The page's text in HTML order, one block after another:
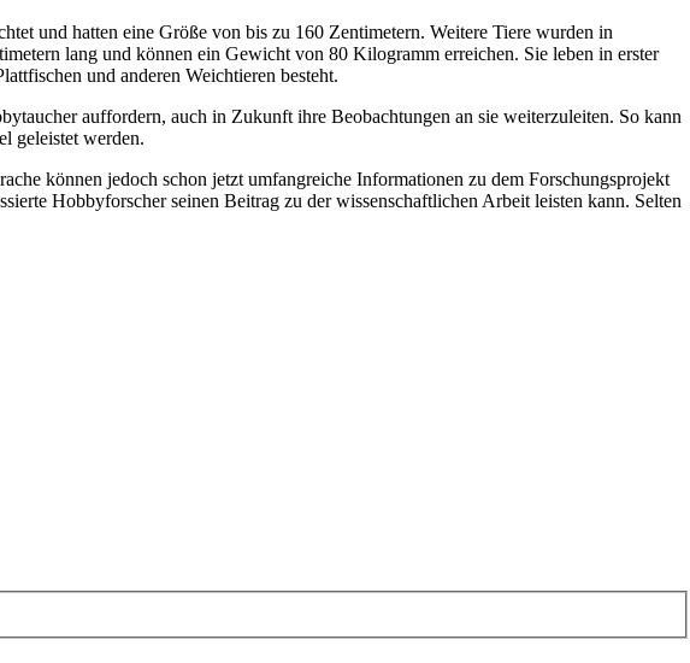
und hatten eine Größe von bis zu 160 Zentimetern. Weitere Tiere wurden in
lang und können ein Gewicht von 80 Kilogramm erreichen. Sie leben in erster
und anderen Weichtieren besteht.
auffordern, auch in Zukunft ihre Beobachtungen an sie weiterzuleiten. So kann
geleistet werden.
können jedoch schon jetzt umfangreiche Informationen zu dem Forschungsprojekt
Hobbyforscher seinen Beitrag zu der wissenschaftlichen Arbeit leisten kann. Selten